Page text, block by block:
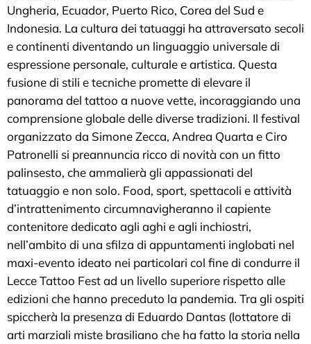
Ungheria, Ecuador, Puerto Rico, Corea del Sud e
Indonesia. La cultura dei tatuaggi ha attraversato secoli
e continenti diventando un linguaggio universale di
espressione personale, culturale e artistica. Questa
fusione di stili e tecniche promette di elevare il
panorama del tattoo a nuove vette, incoraggiando una
comprensione globale delle diverse tradizioni. Il festival
organizzato da Simone Zecca, Andrea Quarta e Ciro
Patronelli si preannuncia ricco di novità con un fitto
palinsesto, che ammalierà gli appassionati del
tatuaggio e non solo. Food, sport, spettacoli e attività
d’intrattenimento circumnavigheranno il capiente
contenitore dedicato agli aghi e agli inchiostri,
nell’ambito di una sfilza di appuntamenti inglobati nel
maxi-evento ideato nei particolari col fine di condurre il
Lecce Tattoo Fest ad un livello superiore rispetto alle
edizioni che hanno preceduto la pandemia. Tra gli ospiti
spiccherà la presenza di Eduardo Dantas (lottatore di
arti marziali miste brasiliano che ha fatto la storia nella